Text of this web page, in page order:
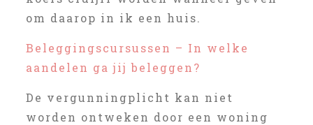
om daarop in ik een huis.
Beleggingscursussen – In welke
aandelen ga jij beleggen?
De vergunningplicht kan niet
worden ontweken door een woning